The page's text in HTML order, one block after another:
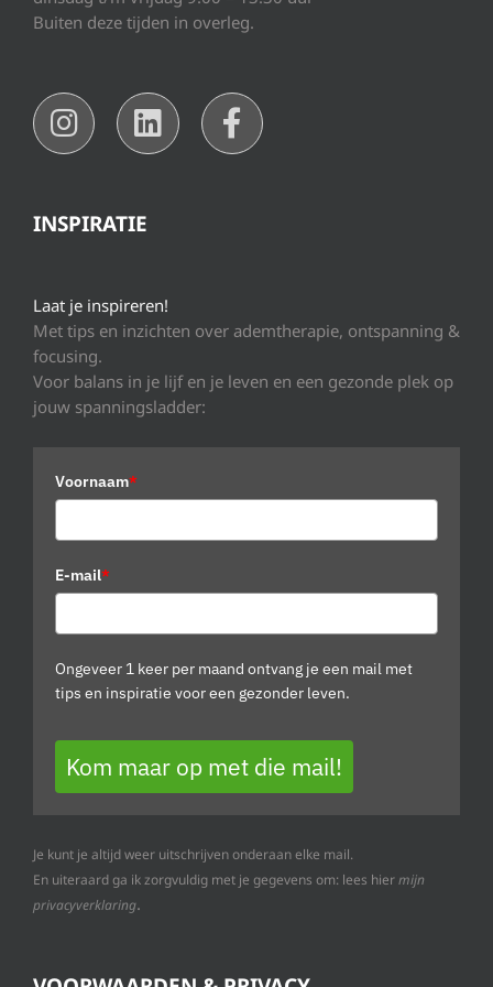
Buiten deze tijden in overleg.
INSPIRATIE
Laat je inspireren!
Met tips en inzichten over ademtherapie, ontspanning &
focusing.
Voor balans in je lijf en je leven en een gezonde plek op
jouw spanningsladder:
Voornaam*
E-mail*
Ongeveer 1 keer per maand ontvang je een mail met
tips en inspiratie voor een gezonder leven.
Kom maar op met die mail!
Je kunt je altijd weer uitschrijven onderaan elke mail.
En uiteraard ga ik zorgvuldig met je gegevens om: lees hiermijn
privacyverklaring.